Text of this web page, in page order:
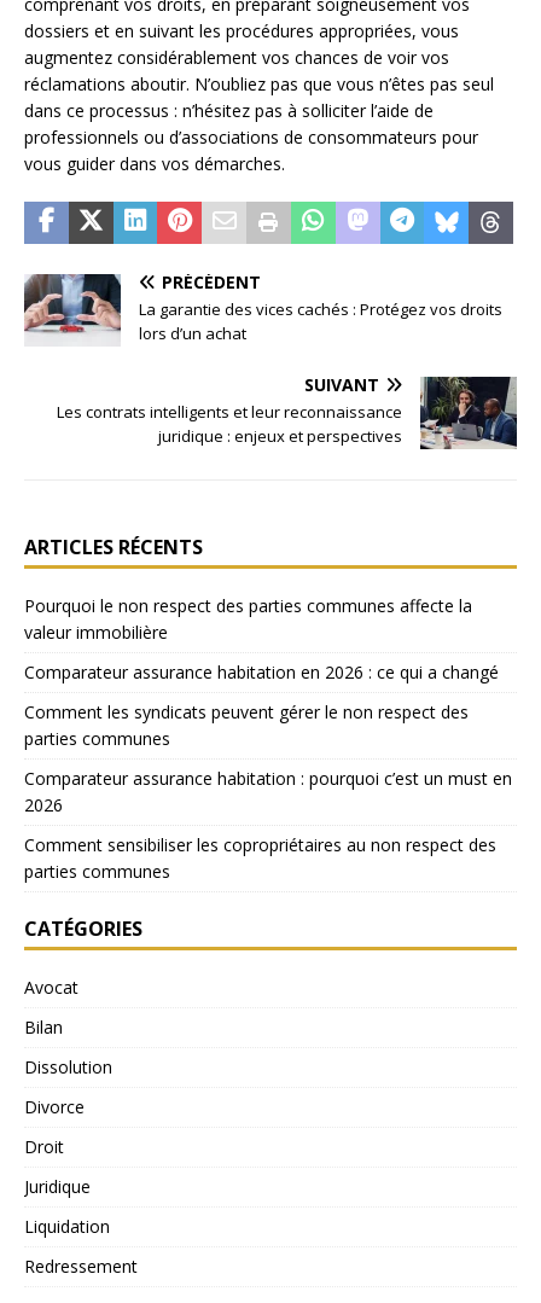
dossiers et en suivant les procédures appropriées, vous
augmentez considérablement vos chances de voir vos
réclamations aboutir. N’oubliez pas que vous n’êtes pas seul
dans ce processus : n’hésitez pas à solliciter l’aide de
professionnels ou d’associations de consommateurs pour
vous guider dans vos démarches.
PRÉCÉDENT
La garantie des vices cachés : Protégez vos droits
lors d’un achat
SUIVANT
Les contrats intelligents et leur reconnaissance
juridique : enjeux et perspectives
ARTICLES RÉCENTS
Pourquoi le non respect des parties communes affecte la
valeur immobilière
Comparateur assurance habitation en 2026 : ce qui a changé
Comment les syndicats peuvent gérer le non respect des
parties communes
Comparateur assurance habitation : pourquoi c’est un must en
2026
Comment sensibiliser les copropriétaires au non respect des
parties communes
CATÉGORIES
Avocat
Bilan
Dissolution
Divorce
Droit
Juridique
Liquidation
Redressement